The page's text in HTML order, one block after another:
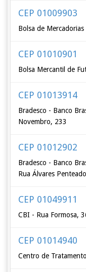
CEP 01009903
Bolsa de
CEP 01010901
Bolsa Mercantil de
CEP 01013914
Bradesco - Banco
Novembro, 233
CEP 01012902
Bradesco - Banco
Rua Álvares
CEP 01049911
CBI - Rua Formosa,
CEP 01014940
Centro de